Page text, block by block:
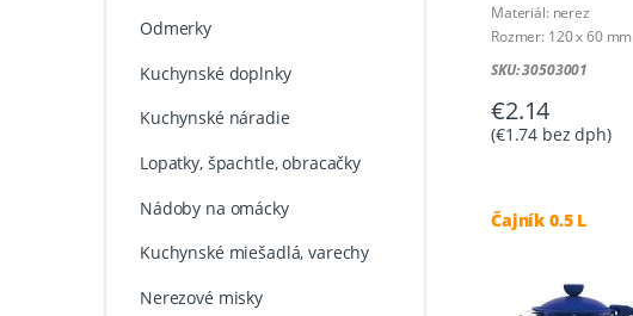
Materiál: nerez
Rozmer: 120 x 60 mm
SKU: 30503001
€2.14
(€1.74 bez dph)
Čajník 0.5 L
Odmerky
Kuchynské doplnky
Kuchynské náradie
Lopatky, špachtle, obracačky
Nádoby na omácky
Kuchynské miešadlá, varechy
Nerezové misky